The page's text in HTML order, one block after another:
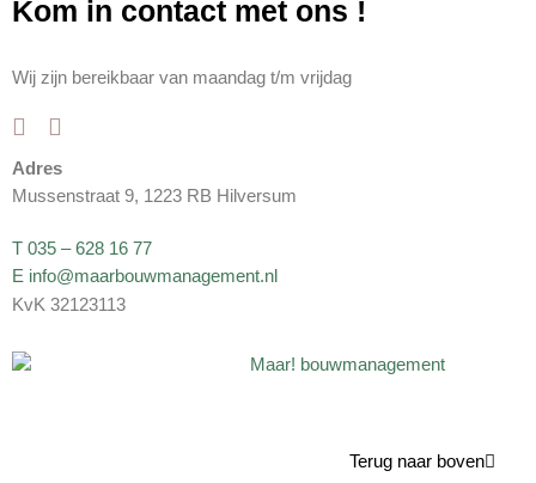
Kom in contact met ons !
Wij zijn bereikbaar van maandag t/m vrijdag
Adres
Mussenstraat 9, 1223 RB Hilversum
T 035 – 628 16 77
E info@maarbouwmanagement.nl
KvK 32123113
Terug naar boven